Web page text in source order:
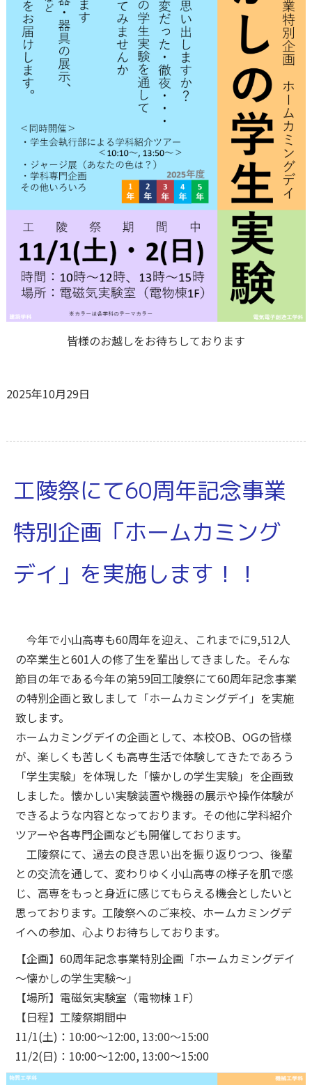
皆様のお越しをお待ちしております
2025年10月29日
工陵祭にて60周年記念事業
特別企画「ホームカミング
デイ」を実施します！！
今年で小山高専も60周年を迎え、これまでに9,512人
の卒業生と601人の修了生を輩出してきました。そんな
節目の年である今年の第59回工陵祭にて60周年記念事業
の特別企画と致しまして「ホームカミングデイ」を実施
致します。
ホームカミングデイの企画として、本校OB、OGの皆様
が、楽しくも苦しくも高専生活で体験してきたであろう
「学生実験」を体現した「懐かしの学生実験」を企画致
しました。懐かしい実験装置や機器の展示や操作体験が
できるような内容となっております。その他に学科紹介
ツアーや各専門企画なども開催しております。
工陵祭にて、過去の良き思い出を振り返りつつ、後輩
との交流を通して、変わりゆく小山高専の様子を肌で感
じ、高専をもっと身近に感じてもらえる機会としたいと
思っております。工陵祭へのご来校、ホームカミングデ
イへの参加、心よりお待ちしております。
【企画】60周年記念事業特別企画「ホームカミングデイ
～懐かしの学生実験～」
【場所】電磁気実験室（電物棟１F）
【日程】工陵祭期間中
11/1(土)：10:00～12:00, 13:00～15:00
11/2(日)：10:00～12:00, 13:00～15:00